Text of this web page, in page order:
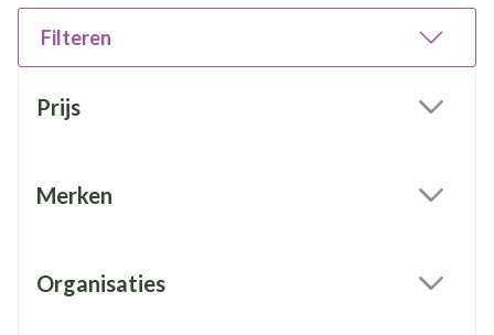
Filteren
Prijs
Merken
Organisaties